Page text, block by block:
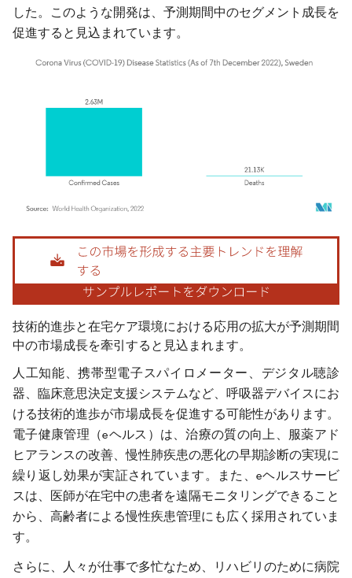
した。このような開発は、予測期間中のセグメント成長を
促進すると見込まれています。
画像 © Mordor Intelligence。再利用にはCC BY 4.0の表示が必要です。
技術的進歩と在宅ケア環境における応用の拡大が予測期間
中の市場成長を牽引すると見込まれます。
人工知能、携帯型電子スパイロメーター、デジタル聴診
器、臨床意思決定支援システムなど、呼吸器デバイスにお
ける技術的進歩が市場成長を促進する可能性があります。
電子健康管理（eヘルス）は、治療の質の向上、服薬アド
ヒアランスの改善、慢性肺疾患の悪化の早期診断の実現に
繰り返し効果が実証されています。また、eヘルスサービ
スは、医師が在宅中の患者を遠隔モニタリングできること
から、高齢者による慢性疾患管理にも広く採用されていま
す。
さらに、人々が仕事で多忙なため、リハビリのために病院